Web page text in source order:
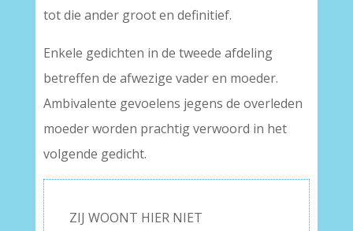
tot die ander groot en definitief.
Enkele gedichten in de tweede afdeling
betreffen de afwezige vader en moeder.
Ambivalente gevoelens jegens de overleden
moeder worden prachtig verwoord in het
volgende gedicht.
ZIJ WOONT HIER NIET